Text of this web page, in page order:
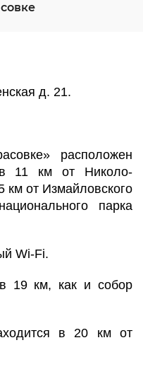
д. 21.
расположен
11 км от Николо-
км от Измайловского
парка
Wi-Fi.
19 км, как и собор
в 20 км от